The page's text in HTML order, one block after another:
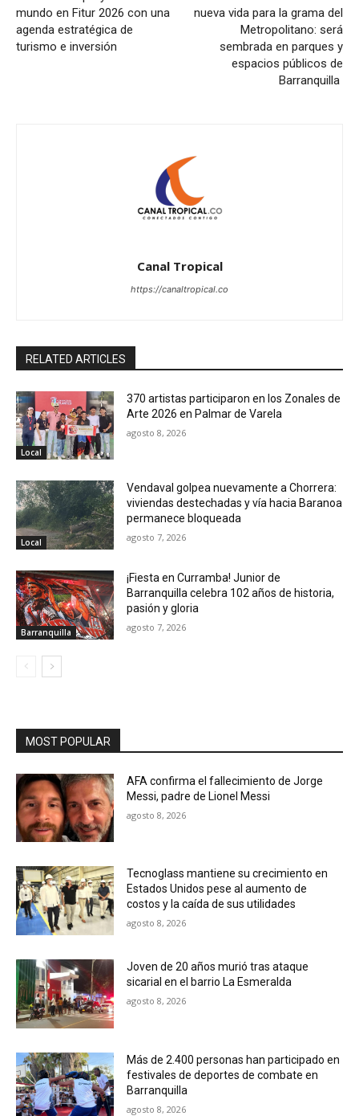
mundo en Fitur 2026 con una
agenda estratégica de
turismo e inversión
nueva vida para la grama del
Metropolitano: será
sembrada en parques y
espacios públicos de
Barranquilla
Canal Tropical
https://canaltropical.co
RELATED ARTICLES
Local
370 artistas participaron en los Zonales de
Arte 2026 en Palmar de Varela
agosto 8, 2026
Local
Vendaval golpea nuevamente a Chorrera:
viviendas destechadas y vía hacia Baranoa
permanece bloqueada
agosto 7, 2026
Barranquilla
¡Fiesta en Curramba! Junior de
Barranquilla celebra 102 años de historia,
pasión y gloria
agosto 7, 2026
MOST POPULAR
AFA confirma el fallecimiento de Jorge
Messi, padre de Lionel Messi
agosto 8, 2026
Tecnoglass mantiene su crecimiento en
Estados Unidos pese al aumento de
costos y la caída de sus utilidades
agosto 8, 2026
Joven de 20 años murió tras ataque
sicarial en el barrio La Esmeralda
agosto 8, 2026
Más de 2.400 personas han participado en
festivales de deportes de combate en
Barranquilla
agosto 8, 2026